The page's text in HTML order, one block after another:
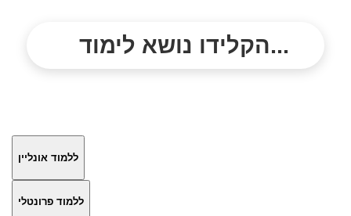
הקלידו נושא לימוד...
ללמוד אונליין
ללמוד פרונטלי